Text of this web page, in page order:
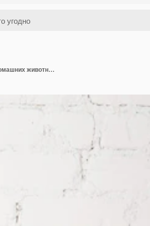
Милый щенок бишон фризе со стильным домиком для домашних животных в интерьере комнаты